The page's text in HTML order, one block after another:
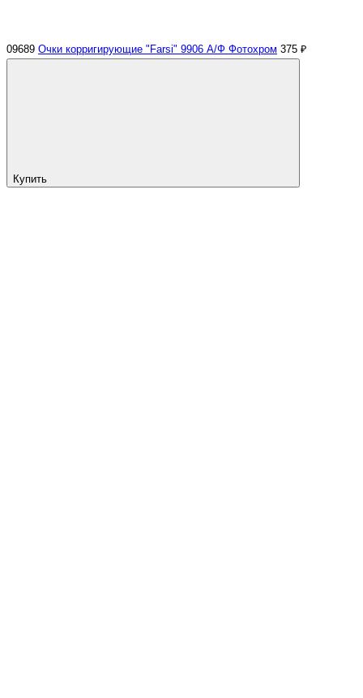
09689 Очки корригирующие "Farsi" 9906 А/Ф Фотохром 375 ₽
Купить